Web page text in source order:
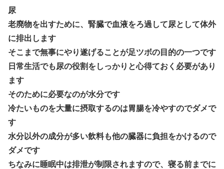
尿
老廃物を出すために、腎臓で血液をろ過して尿として体外
に排出します
そこまで無事にやり遂げることが足ツボの目的の一つです
日常生活でも尿の役割をしっかりと心得ておく必要があり
ます
そのために必要なのが水分です
冷たいものを大量に摂取するのは胃腸を冷やすのでダメで
す
水分以外の成分が多い飲料も他の臓器に負担をかけるので
ダメです
ちなみに睡眠中は排泄が制限されますので、寝る前までに